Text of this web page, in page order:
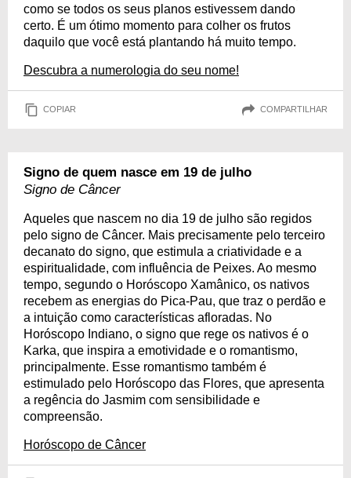
como se todos os seus planos estivessem dando
certo. É um ótimo momento para colher os frutos
daquilo que você está plantando há muito tempo.
Descubra a numerologia do seu nome!
COPIAR COMPARTILHAR
Signo de quem nasce em 19 de julho
Signo de Câncer
Aqueles que nascem no dia 19 de julho são regidos
pelo signo de Câncer. Mais precisamente pelo terceiro
decanato do signo, que estimula a criatividade e a
espiritualidade, com influência de Peixes. Ao mesmo
tempo, segundo o Horóscopo Xamânico, os nativos
recebem as energias do Pica-Pau, que traz o perdão e
a intuição como características afloradas. No
Horóscopo Indiano, o signo que rege os nativos é o
Karka, que inspira a emotividade e o romantismo,
principalmente. Esse romantismo também é
estimulado pelo Horóscopo das Flores, que apresenta
a regência do Jasmim com sensibilidade e
compreensão.
Horóscopo de Câncer